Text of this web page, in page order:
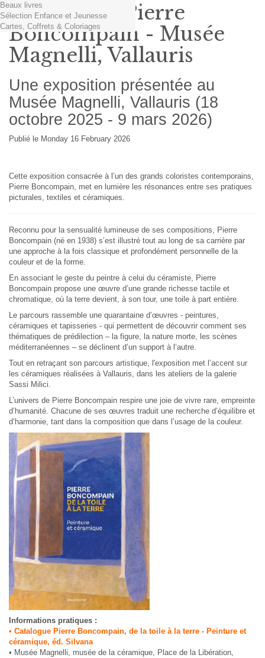
Beaux livres
Sélection Enfance et Jeunesse
Cartes, Coffrets & Coloriages
Exposition Pierre
Boncompain - Musée
Magnelli, Vallauris
Une exposition présentée au
Musée Magnelli, Vallauris (18
octobre 2025 - 9 mars 2026)
Publié le Monday 16 February 2026
Cette exposition consacrée à l’un des grands coloristes contemporains,
Pierre Boncompain, met en lumière les résonances entre ses pratiques
picturales, textiles et céramiques.
Reconnu pour la sensualité lumineuse de ses compositions, Pierre
Boncompain (né en 1938) s’est illustré tout au long de sa carrière par
une approche à la fois classique et profondément personnelle de la
couleur et de la forme.
En associant le geste du peintre à celui du céramiste, Pierre
Boncompain propose une œuvre d’une grande richesse tactile et
chromatique, où la terre devient, à son tour, une toile à part entière.
Le parcours rassemble une quarantaine d’œuvres - peintures,
céramiques et tapisseries - qui permettent de découvrir comment ses
thématiques de prédilection – la figure, la nature morte, les scènes
méditerranéennes – se déclinent d’un support à l’autre.
Tout en retraçant son parcours artistique, l'exposition met l’accent sur
les céramiques réalisées à Vallauris, dans les ateliers de la galerie
Sassi Milici.
L’univers de Pierre Boncompain respire une joie de vivre rare, empreinte
d’humanité. Chacune de ses œuvres traduit une recherche d’équilibre et
d’harmonie, tant dans la composition que dans l’usage de la couleur.
Informations pratiques :
• Catalogue Pierre Boncompain, de la toile à la terre - Peinture et
céramique, éd. Silvana
• Musée Magnelli, musée de la céramique, Place de la Libération,